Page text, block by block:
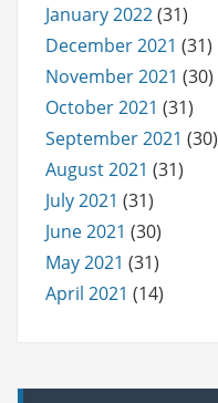
January 2022(31)
December 2021 (31)
November 2021 (30)
October 2021 (31)
September 2021 (30)
August 2021 (31)
July 2021 (31)
June 2021 (30)
May 2021 (31)
April 2021 (14)